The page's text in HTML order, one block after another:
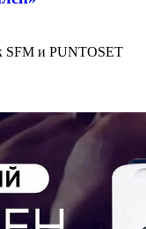
SFM и PUNTOSET